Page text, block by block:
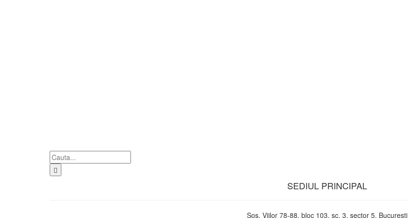
SEDIUL PRINCIPAL
Sos. Viilor 78-88, bloc 103, sc. 3, sector 5, Bucuresti